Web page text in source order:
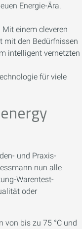
Energie-Ära.
einem cleveren
mit den Bedürfnissen
intelligent vernetzten
für viele
und Praxis-
nun alle
Warentest-
oder
von bis zu 75 °C und